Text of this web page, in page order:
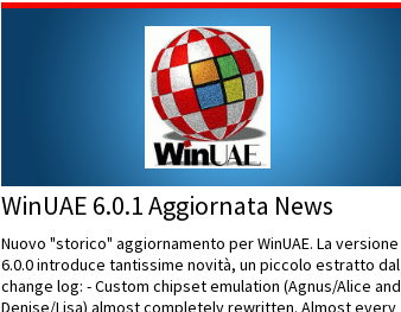
WinUAE 6.0.1 Aggiornata News
Nuovo "storico" aggiornamento per WinUAE. La versione
6.0.0 introduce tantissime novità, un piccolo estratto dal
change log: - Custom chipset emulation (Agnus/Alice and
Denise/Lisa) almost completely rewritten. Almost every